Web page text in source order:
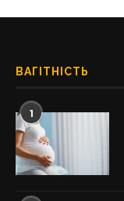
ВАГІТНІСТЬ
1